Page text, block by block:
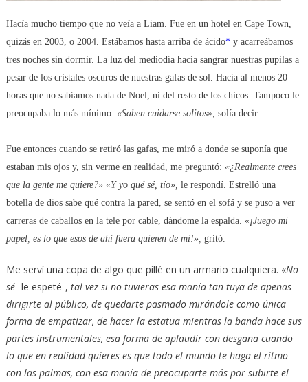
Hacía mucho tiempo que no veía a Liam. Fue en un hotel en Cape Town,
quizás en 2003, o 2004. Estábamos hasta arriba de ácido*y acarreábamos
tres noches sin dormir. La luz del mediodía hacía sangrar nuestras pupilas a
pesar de los cristales oscuros de nuestras gafas de sol. Hacía al menos 20
horas que no sabíamos nada de Noel, ni del resto de los chicos. Tampoco le
preocupaba lo más mínimo. «Saben cuidarse solitos», solía decir.
Fue entonces cuando se retiró las gafas, me miró a donde se suponía que
estaban mis ojos y, sin verme en realidad, me preguntó: «¿Realmente crees
que la gente me quiere?» «Y yo qué sé, tío», le respondí. Estrelló una
botella de dios sabe qué contra la pared, se sentó en el sofá y se puso a ver
carreras de caballos en la tele por cable, dándome la espalda. «¡Juego mi
papel, es lo que esos de ahí fuera quieren de mi!», gritó.
Me serví una copa de algo que pillé en un armario cualquiera. «No
sé-le espeté-, tal vez si no tuvieras esa manía tan tuya de apenas
dirigirte al público, de quedarte pasmado mirándole como única
forma de empatizar, de hacer la estatua mientras la banda hace sus
partes instrumentales, esa forma de aplaudir con desgana cuando
lo que en realidad quieres es que todo el mundo te haga el ritmo
con las palmas, con esa manía de preocuparte más por subirte el